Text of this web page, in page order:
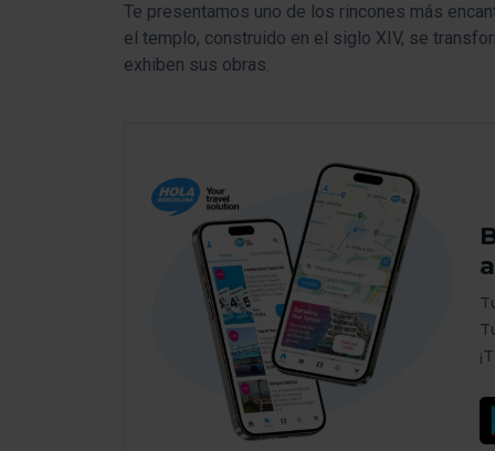
Te presentamos uno de los rincones más
el templo, construido en el siglo XIV, se
exhiben sus obras.